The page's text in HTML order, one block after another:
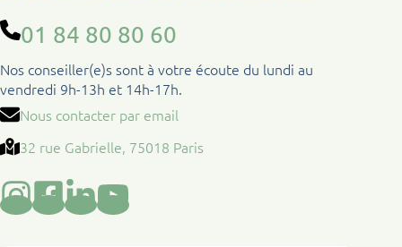
01 84 80 80 60
Nos conseiller(e)s sont à votre écoute du lundi au
vendredi 9h-13h et 14h-17h.
Nous contacter par email
32 rue Gabrielle, 75018 Paris